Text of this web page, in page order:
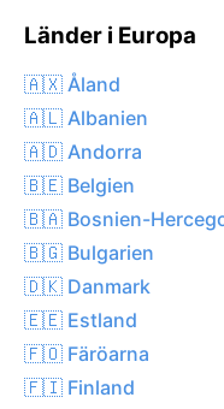
Länder i Europa
🇦🇽 Åland
🇦🇱 Albanien
🇦🇩 Andorra
🇧🇪 Belgien
🇧🇦 Bosnien-
🇧🇬 Bulgarien
🇩🇰 Danmark
🇪🇪 Estland
🇫🇴 Färöarna
🇫🇮 Finland